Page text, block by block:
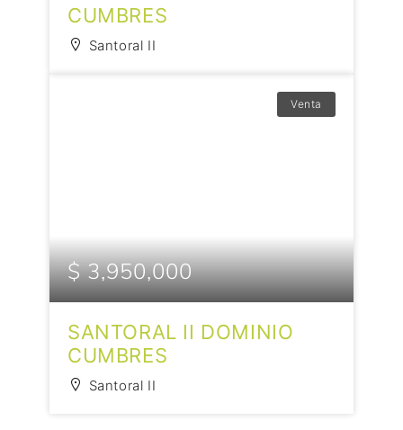
CUMBRES
Santoral II
Venta
$ 3,950,000
SANTORAL II DOMINIO
CUMBRES
Santoral II